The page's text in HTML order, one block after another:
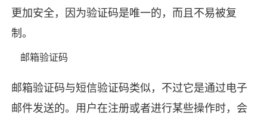
更加安全，因为验证码是唯一的，而且不易被复
制。
邮箱验证码
邮箱验证码与短信验证码类似，不过它是通过电子
邮件发送的。用户在注册或者进行某些操作时，会